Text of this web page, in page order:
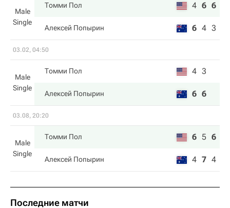
Male
Single
Томми Пол 4 6 6
Алексей Попырин 6 4 3
03.02, 04:50
Male
Single
Томми Пол 4 3
Алексей Попырин 6 6
03.08, 20:20
Male
Single
Томми Пол 6 5 6
Алексей Попырин 4 7 4
Последние матчи